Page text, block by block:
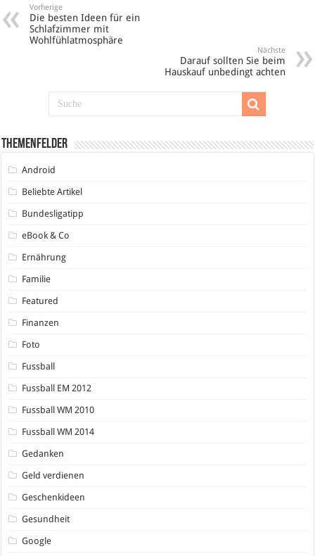
Vorherige
Die besten Ideen für ein
Schlafzimmer mit
Wohlfühlatmosphäre
Nächste
Darauf sollten Sie beim
Hauskauf unbedingt achten
Themenfelder
Android
Beliebte Artikel
Bundesligatipp
eBook & Co
Ernährung
Familie
Featured
Finanzen
Foto
Fussball
Fussball EM 2012
Fussball WM 2010
Fussball WM 2014
Gedanken
Geld verdienen
Geschenkideen
Gesundheit
Google